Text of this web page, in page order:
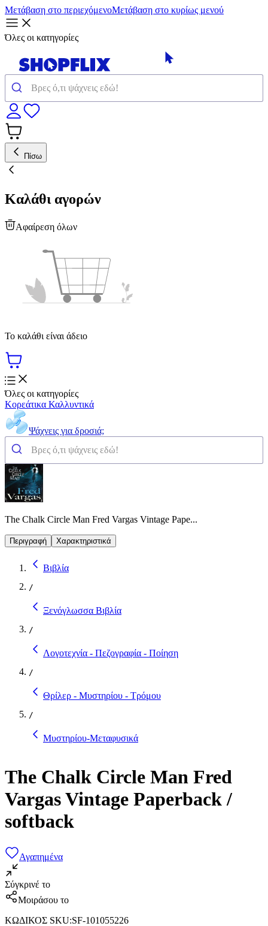
Μετάβαση στο περιεχόμενοΜετάβαση στο κυρίως μενού
Όλες οι κατηγορίες
Πίσω
Καλάθι αγορών
Αφαίρεση όλων
Το καλάθι είναι άδειο
Όλες οι κατηγορίες
Κορεάτικα Καλλυντικά
Ψάχνεις για δροσιά;
The Chalk Circle Man Fred Vargas Vintage Pape...
Περιγραφή Χαρακτηριστικά
Βιβλία
/
Ξενόγλωσσα Βιβλία
/
Λογοτεχνία - Πεζογραφία - Ποίηση
/
Θρίλερ - Μυστηρίου - Τρόμου
/
Μυστηρίου-Μεταφυσικά
The Chalk Circle Man Fred
Vargas Vintage Paperback /
softback
Αγαπημένα
Σύγκρινέ το
Μοιράσου το
ΚΩΔΙΚΟΣ SKU:SF-101055226